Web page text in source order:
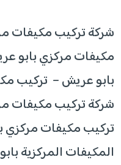
شركة تركيب مكيفات
مكيفات مركزي بابو
بابو عريش – تركيب
شركة تركيب مكيفات
تركيب مكيفات مركزي
المكيفات المركزية